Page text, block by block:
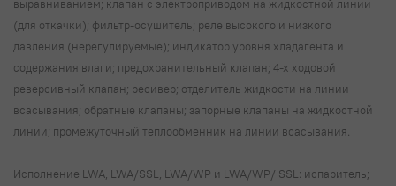
выравниванием; клапан с электроприводом на жидкостной линии
(для откачки); фильтр-осушитель; реле высокого и низкого
давления (нерегулируемые); индикатор уровня хладагента и
содержания влаги; предохранительный клапан; 4-х ходовой
реверсивный клапан; ресивер; отделитель жидкости на линии
всасывания; обратные клапаны; запорные клапаны на жидкостной
линии; промежуточный теплообменник на линии всасывания.
Исполнение LWA, LWA/SSL, LWA/WP и LWA/WP/ SSL: испаритель;